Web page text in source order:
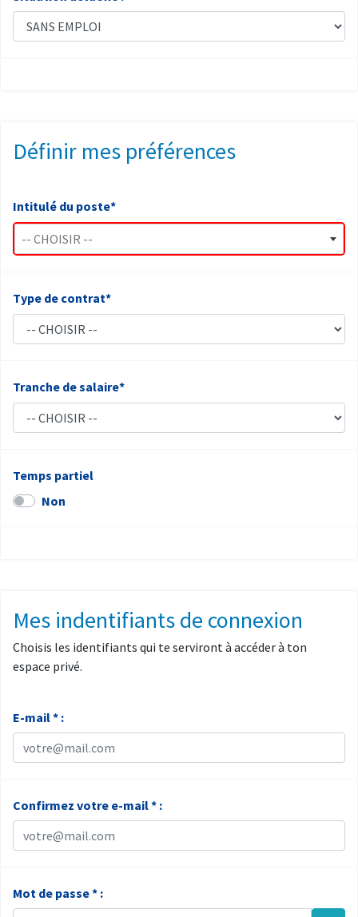
Définir mes préférences
Intitulé du poste*
-- CHOISIR --
Type de contrat*
Tranche de salaire*
Temps partiel
Non
Mes indentifiants de connexion
Choisis les identifiants qui te serviront à accéder à ton
espace privé.
E-mail * :
Confirmez votre e-mail * :
Mot de passe * :